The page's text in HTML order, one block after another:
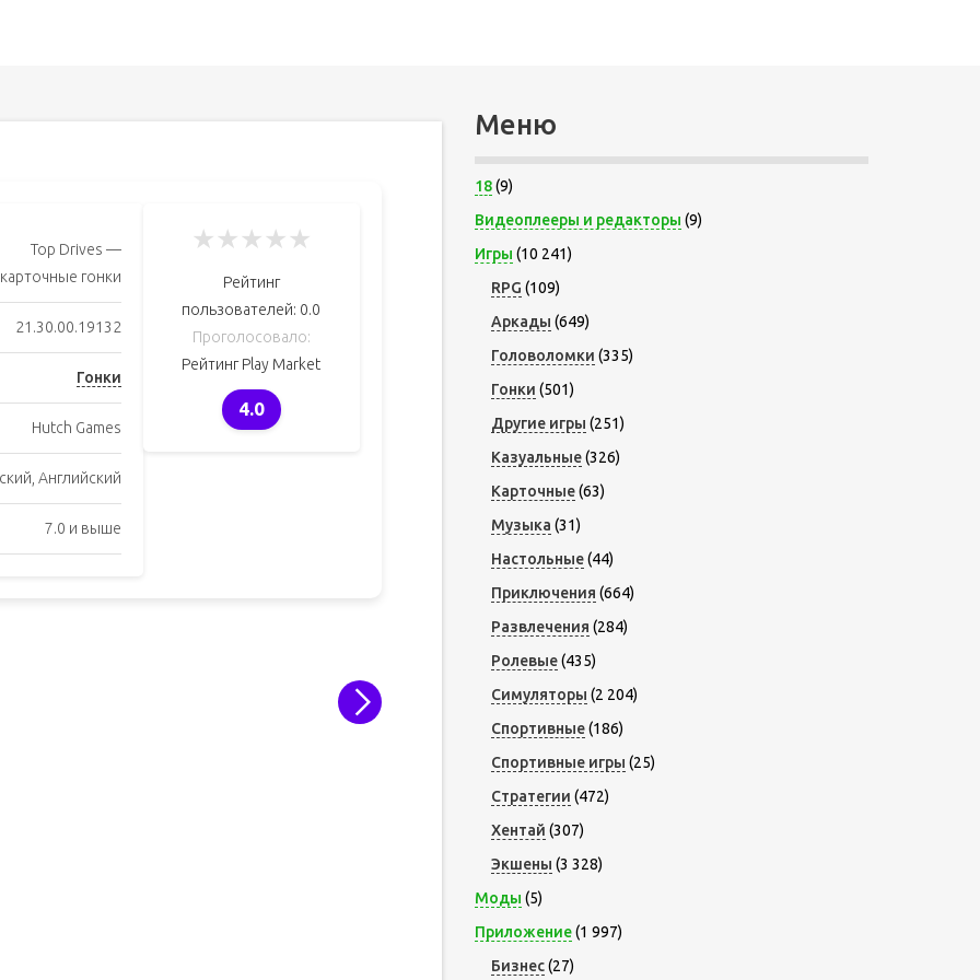
Top Drives —
карточные гонки
21.30.00.19132
Гонки
Hutch Games
Английский
7.0 и выше
★★★★★
Рейтинг
пользователей: 0.0
Проголосовало:
Рейтинг Play Market
4.0
Меню
18(9)
Видеоплееры и редакторы (9)
Игры (10 241)
RPG (109)
Аркады (649)
Головоломки (335)
Гонки (501)
Другие игры (251)
Казуальные(326)
Карточные(63)
Музыка (31)
Настольные(44)
Приключения (664)
Развлечения (284)
Ролевые(435)
Симуляторы (2 204)
Спортивные(186)
Спортивные игры (25)
Стратегии (472)
Хентай (307)
Экшены (3 328)
Моды (5)
Приложение(1 997)
Бизнес(27)